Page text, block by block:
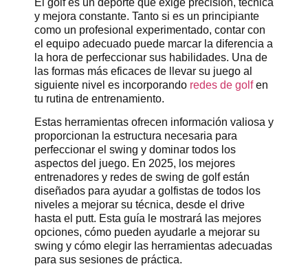
y mejora constante. Tanto si es un principiante
como un profesional experimentado, contar con
el equipo adecuado puede marcar la diferencia a
la hora de perfeccionar sus habilidades. Una de
las formas más eficaces de llevar su juego al
siguiente nivel es incorporando redes de golfen
tu rutina de entrenamiento.
Estas herramientas ofrecen información valiosa y
proporcionan la estructura necesaria para
perfeccionar el swing y dominar todos los
aspectos del juego. En 2025, los mejores
entrenadores y redes de swing de golf están
diseñados para ayudar a golfistas de todos los
niveles a mejorar su técnica, desde el drive
hasta el putt. Esta guía le mostrará las mejores
opciones, cómo pueden ayudarle a mejorar su
swing y cómo elegir las herramientas adecuadas
para sus sesiones de práctica.